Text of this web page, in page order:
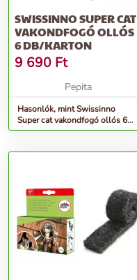
SWISSINNO SUPER CAT
VAKONDFOGÓ OLLÓS
6 DB/KARTON
9 690 Ft
Pepita
Hasonlók, mint Swissinno
Super cat vakondfogó ollós 6
db/karton